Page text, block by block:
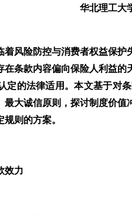
华北理工大
着风险防控与消费者权益保
在条款内容偏向保险人利益
定的法律适用。本文基于对
最大诚信原则，探讨制度价
则的方案。
效力